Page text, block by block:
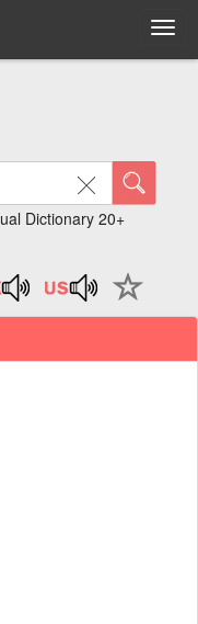
Dictionary 20+